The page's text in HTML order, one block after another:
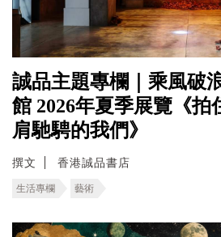
誠品主題專欄｜乘風破
館 2026年夏季展覽《
肩馳騁的我們》
撰文 香港誠品書店
生活專欄 藝術